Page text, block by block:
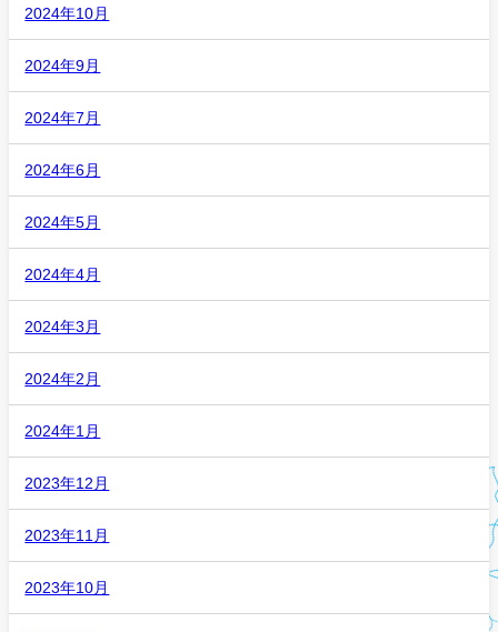
2024年10月
2024年9月
2024年7月
2024年6月
2024年5月
2024年4月
2024年3月
2024年2月
2024年1月
2023年12月
2023年11月
2023年10月